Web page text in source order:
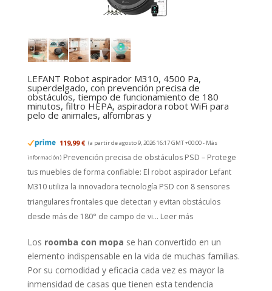
LEFANT Robot aspirador M310, 4500 Pa,
superdelgado, con prevención precisa de
obstáculos, tiempo de funcionamiento de 180
minutos, filtro HEPA, aspiradora robot WiFi para
pelo de animales, alfombras y
119,99 € (a partir de agosto 9, 2026 16:17 GMT +00:00 - Más
información) Prevención precisa de obstáculos PSD – Protege
tus muebles de forma confiable: El robot aspirador Lefant
M310 utiliza la innovadora tecnología PSD con 8 sensores
triangulares frontales que detectan y evitan obstáculos
desde más de 180° de campo de vi... Leer más
Los roomba con mopa se han convertido en un
elemento indispensable en la vida de muchas familias.
Por su comodidad y eficacia cada vez es mayor la
inmensidad de casas que tienen esta tendencia